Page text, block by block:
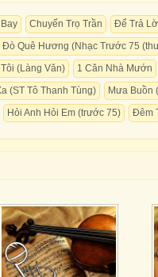
Chuyến Trọ Trần Để Trả
Đò Quê Hương (Nhạc Trước 75
(Làng Văn) 1 Căn Nhà Mướn
(ST Tô Thanh Tùng) Mưa Buồn
Hỏi Anh Hỏi Em (trước 75) Đêm